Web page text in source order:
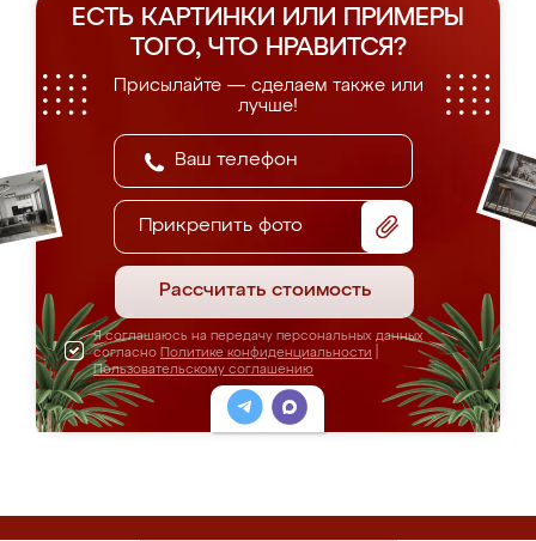
ЕСТЬ КАРТИНКИ ИЛИ ПРИМЕРЫ
ТОГО, ЧТО НРАВИТСЯ?
Присылайте — сделаем также или
лучше!
Прикрепить фото
Рассчитать стоимость
Я соглашаюсь на передачу персональных данных
согласно Политике конфиденциальности
Пользовательскому соглашению